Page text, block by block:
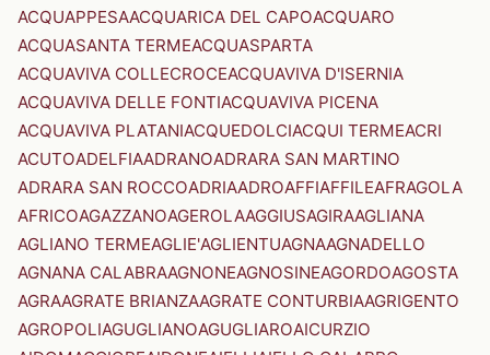
ACQUAPPESAACQUARICA DEL CAPOACQUARO
ACQUASANTA TERMEACQUASPARTA
ACQUAVIVA COLLECROCEACQUAVIVA D'ISERNIA
ACQUAVIVA DELLE FONTIACQUAVIVA PICENA
ACQUAVIVA PLATANIACQUEDOLCIACQUI TERMEACRI
ACUTOADELFIAADRANOADRARA SAN MARTINO
ADRARA SAN ROCCOADRIAADROAFFIAFFILEAFRAGOLA
AFRICOAGAZZANOAGEROLAAGGIUSAGIRAAGLIANA
AGLIANO TERMEAGLIE'AGLIENTUAGNAAGNADELLO
AGNANA CALABRAAGNONEAGNOSINEAGORDOAGOSTA
AGRAAGRATE BRIANZAAGRATE CONTURBIAAGRIGENTO
AGROPOLIAGUGLIANOAGUGLIAROAICURZIO